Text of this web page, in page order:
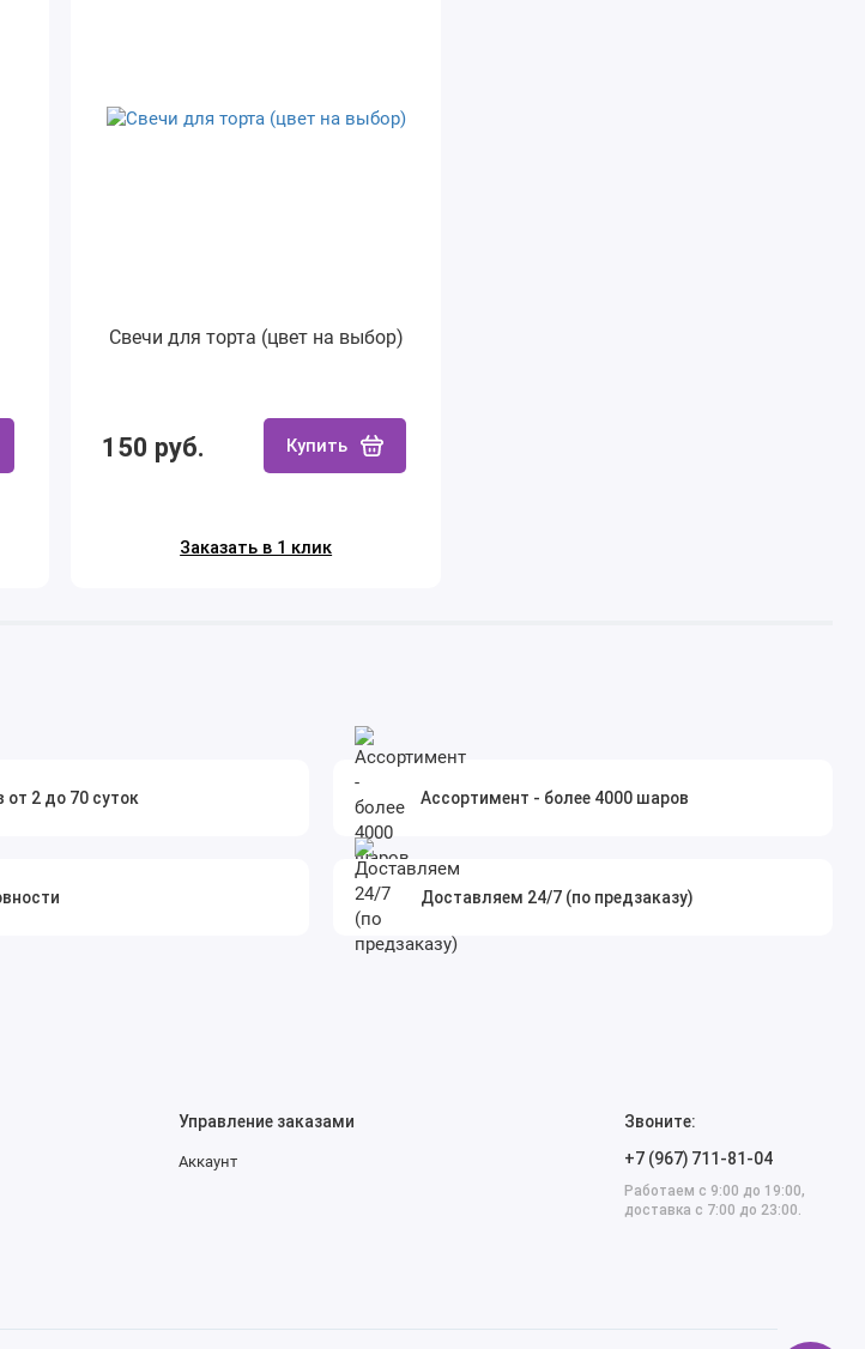
Свечи для торта (цвет на выбор)
150 руб. Купить
Заказать в 1 клик
от 2 до 70 суток Ассортимент - более 4000 шаров
Доставляем 24/7 (по предзаказу)
Управление заказами
Аккаунт
Звоните:
+7 (967) 711-81-04
Работаем с 9:00 до 19:00,
доставка с 7:00 до 23:00.